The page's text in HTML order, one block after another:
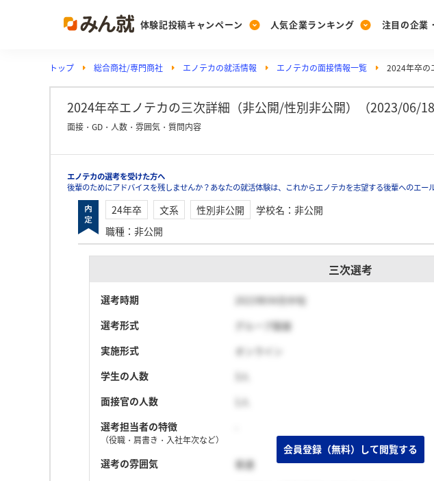
体験記投稿キャンペーン
Post
投稿する
[27卒] 本選考
人気企業ランキング
Ranking
ランキングを見る
みんなのDX企
Vote
注目の企業
PickUp
注目の企業特集
動画で知ろう！業界・企業研究
トップ 総合商社/専門商社 エノテカの就活情報 エノテカの面接情報一覧 2024年卒の
2024年卒エノテカの三次詳細（非公開/性別非公開）（2023/06/18
面接・GD・人数・雰囲気・質問内容
エノテカの選考を受けた方へ
後輩のためにアドバイスを残しませんか？あなたの就活体験は、これからエノテカを志望する後輩へのエー
24年卒 文系 性別非公開 学校名 ： 非公開
職種 ： 非公開
三次選考
選考時期
2023年04月中旬
選考形式
グループ面接
実施形式
オンライン
学生の人数
面接官の人数
選考担当者の特徴
（役職・肩書き・入社年次など）
選考の雰囲気
普通